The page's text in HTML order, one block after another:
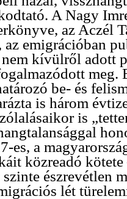
A Nagy
az Aczél
az emigrációban
kívülről adott
meg.
be- és
is három
is
es, a
közreadó
észrevétlen
lét